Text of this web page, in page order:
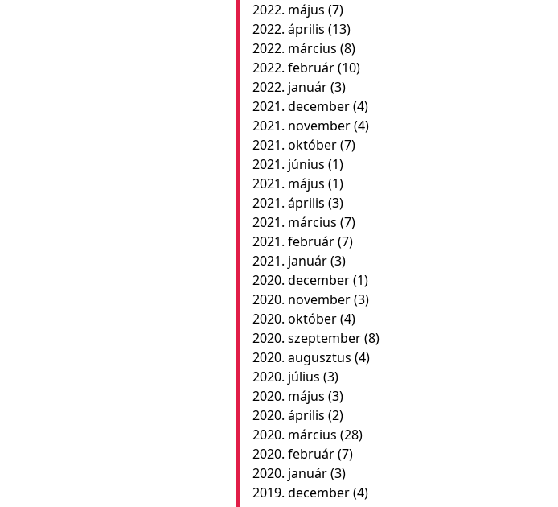
2022. május (7)
2022. április (13)
2022. március (8)
2022. február(10)
2022. január(3)
2021. december(4)
2021. november(4)
2021. október(7)
2021. június (1)
2021. május (1)
2021. április (3)
2021. március (7)
2021. február(7)
2021. január(3)
2020. december(1)
2020. november(3)
2020. október(4)
2020. szeptember(8)
2020. augusztus (4)
2020. július (3)
2020. május (3)
2020. április (2)
2020. március (28)
2020. február(7)
2020. január(3)
2019. december(4)